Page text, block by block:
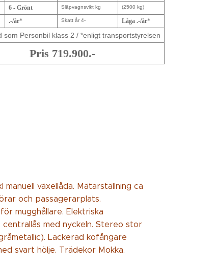
6 - Grönt Släpvagnsvikt kg (2500 kg)
.-/år* Skatt år 4- Låga .-/år*
som Personbil klass 2 / *enligt transportstyrelsen
Pris 719.900.-
växellåda. Mätarställning ca
och passagerarplats.
mugghållare. Elektriska
med nyckeln. Stereo stor
Lackerad kofångare
svart hölje. Trädekor Mokka.